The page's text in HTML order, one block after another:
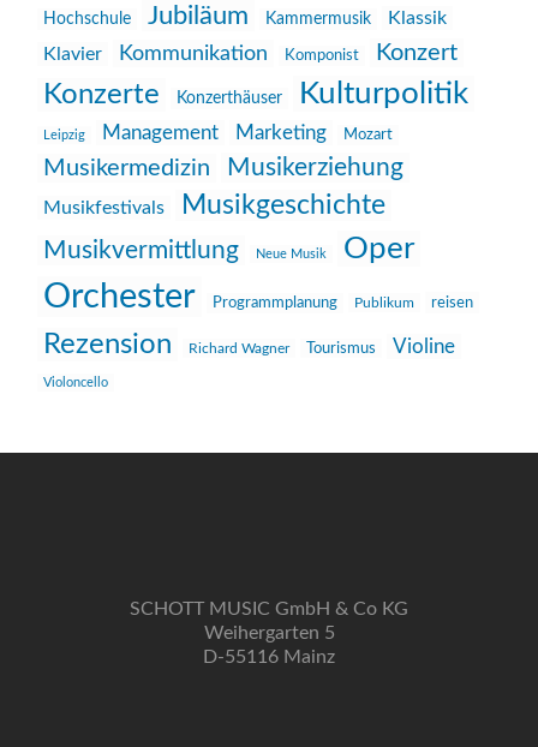
Hochschule Jubiläum Kammermusik
Klassik
Klavier
Kommunikation Komponist Konzert
Konzerte Konzerthäuser Kulturpolitik
Leipzig Management Marketing Mozart
Musikermedizin Musikerziehung
Musikfestivals Musikgeschichte
Musikvermittlung Neue Musik Oper
Orchester Programmplanung Publikum reisen
Rezension Richard Wagner Tourismus Violine
Violoncello
SCHOTT MUSIC GmbH & Co KG
Weihergarten 5
D-55116 Mainz